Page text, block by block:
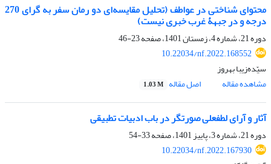
محتوای شناختی در عواطف (تحلیل مقایسه‌ای دو رمان سفر به گرای 270
درجه و در جبهۀ غرب خبری نیست)
دوره 21، شماره 4، زمستان 1401، صفحه
23-46
10.22034/nf.2022.168552
سیّده‌زیبا بهروز
مشاهده مقاله
اصل مقاله 1.03 M
آثار و آرای لطفعلی صورتگر در باب ادبیات تطبیقی
دوره 21، شماره 3، پاییز 1401، صفحه
33-54
10.22034/nf.2022.167930